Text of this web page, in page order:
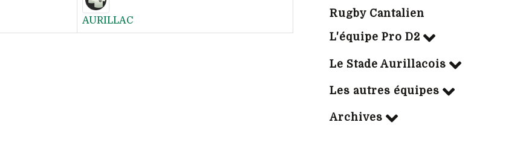
AURILLAC
Rugby Cantalien
L'équipe Pro D2
Le Stade Aurillacois
Les autres équipes
Archives